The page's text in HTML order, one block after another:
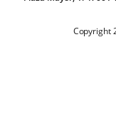
Copyright